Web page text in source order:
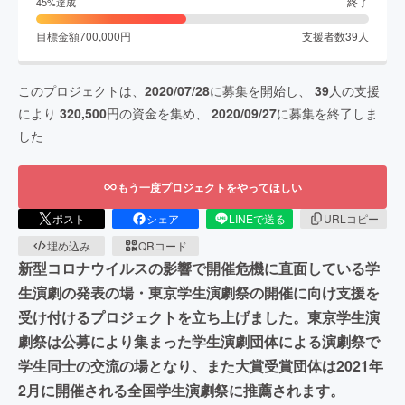
目標金額700,000円 支援者数39 人
このプロジェクトは、 2020/07/28に募集を開始し、 39人の支援
により 320,500円の資金を集め、 2020/09/27に募集を終了しま
した
もう一度プロジェクトをやってほしい
ポスト シェア LINEで送る
URLコピー
埋め込み
QRコード
新型コロナウイルスの影響で開催危機に直面している学
生演劇の発表の場・東京学生演劇祭の開催に向け支援を
受け付けるプロジェクトを立ち上げました。東京学生演
劇祭は公募により集まった学生演劇団体による演劇祭で
学生同士の交流の場となり、また大賞受賞団体は2021年
2月に開催される全国学生演劇祭に推薦されます。